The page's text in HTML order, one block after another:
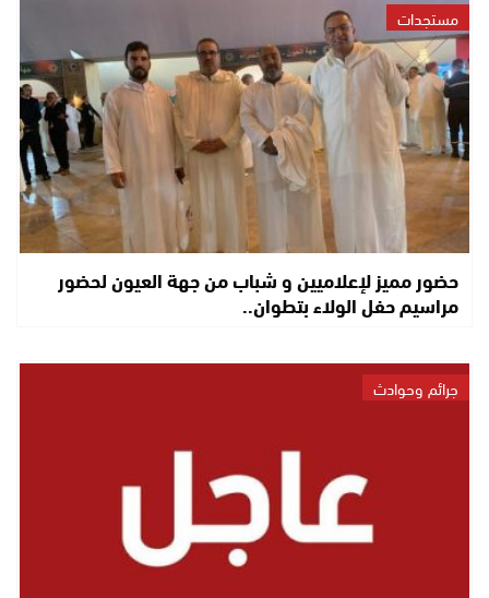
مستجدات
حضور مميز لإعلاميين و شباب من جهة العيون لحضور
مراسيم حفل الولاء بتطوان..
جرائم وحوادث